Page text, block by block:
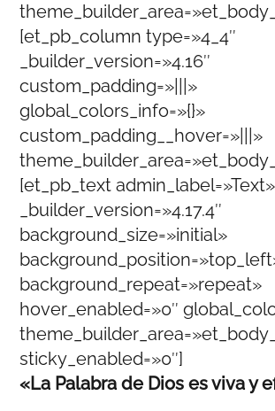
[et_pb_column type=»4_4″
_builder_version=»4.16″
custom_padding=»|||»
global_colors_info=»{}»
custom_padding__hover=»|||»
[et_pb_text admin_label=»Text»
_builder_version=»4.17.4″
background_size=»initial»
background_repeat=»repeat»
hover_enabled=»0″
sticky_enabled=»0″]
«La Palabra de Dios es viva y